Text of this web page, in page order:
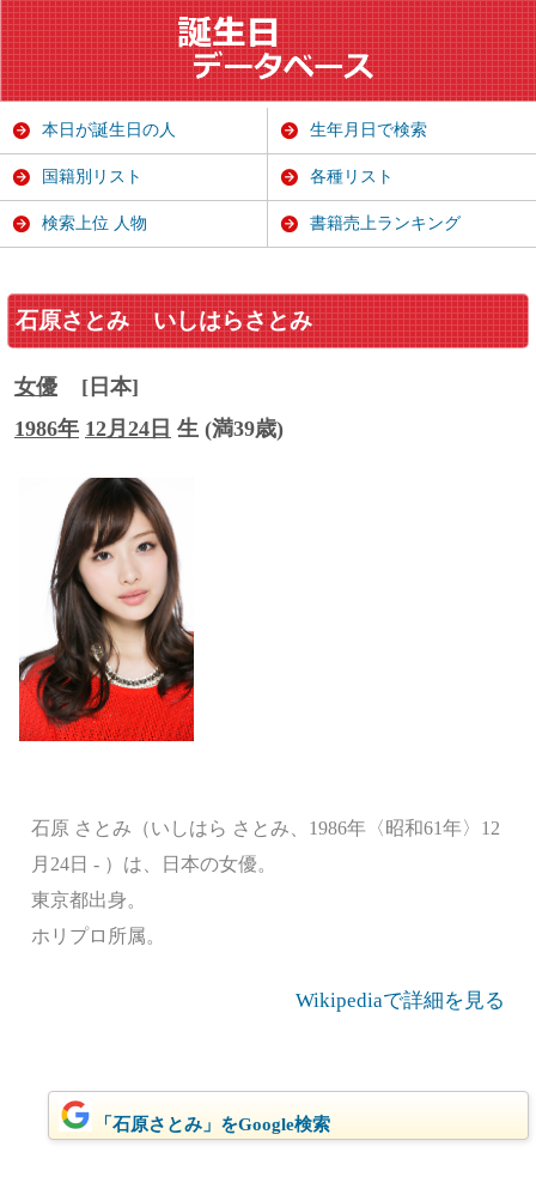
石原さとみ いしはらさとみ
女優
[日本]
1986年 12月24日 生 (満39歳)
石原 さとみ（いしはら さとみ、1986年〈昭和61年〉12
月24日 - ）は、日本の女優。
東京都出身。
ホリプロ所属。
Wikipediaで詳細を見る
「石原さとみ」をGoogle検索
本日が誕生日の人 生年月日で検索
国籍別リスト 各種リスト
検索上位 人物 書籍売上ランキング